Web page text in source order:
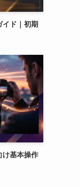
ド｜初期
け基本操作